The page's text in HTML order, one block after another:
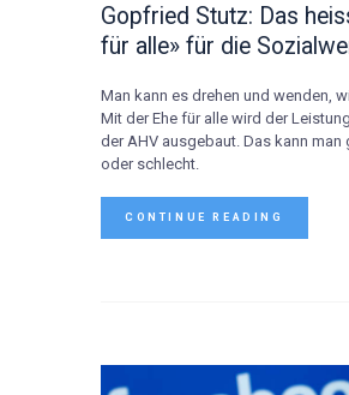
Gopfried Stutz: Das
für alle» für die
Man kann es drehen und wenden,
Mit der Ehe für alle wird der
der AHV ausgebaut. Das kann man
oder schlecht.
CONTINUE READING